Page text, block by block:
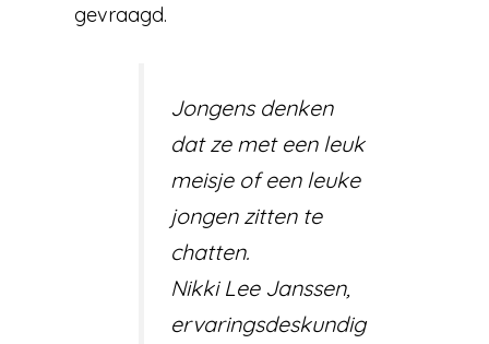
gevraagd.
Jongens denken
dat ze met een leuk
meisje of een leuke
jongen zitten te
chatten.
Nikki Lee Janssen,
ervaringsdeskundig